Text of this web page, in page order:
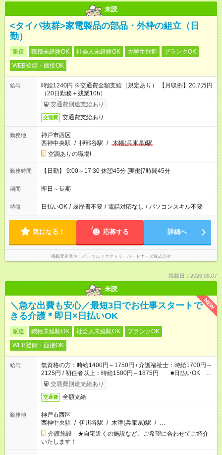
未読
<タイパ抜群>家電製品の部品・外枠の組立（日
勤）
派遣 職種未経験OK 社会人未経験OK 大学生歓迎
ブランクOK
WEB登録・面接OK
給与
時給1240円 ※交通費全額支給（規定あり） 【月収例】20.7万円
（20日勤務＋残業10h）
交通費別途支給あり
交通費 交通費支給あり
勤務地
神戸市西区
西神中央駅 / 押部谷駅 / 木幡(兵庫県)駅
空調ありの職場!
勤務時間 【日勤】 9:00～17:30 休憩45分 [実働]7時間45分
期間 即日～長期
特徴 日払いOK / 履歴書不要 / 電話対応なし / パソコンスキル不要
気になる！ 応募する 詳細へ
掲載元企業名 パーソルファクトリーパートナーズ株式会社
掲載日：2026.08.07
未読
NEW
＼急な出費も安心／最短3日でお仕事スタートで
きる介護＊即日×日払いOK
派遣 職種未経験OK 社会人未経験OK
ブランクOK
WEB登録・面接OK
給与
無資格の方：時給1400円～1750円 / 介護福祉士：時給1700円～
2125円 / 初任者以上：時給1500円～1875円 ■日払いOK ■
日収例：1万1200円（時給1400円×8h）
交通費別途支給あり
交通費 全額支給
勤務地
神戸市西区
西神中央駅 / 伊川谷駅 / 木津(兵庫県)駅 / …
介護施設 ★自宅近くの施設など、ご希望に合わせてご紹介
いたします！